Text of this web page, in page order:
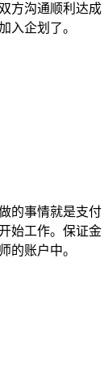
方沟通顺利达成
入企划了。
的事情就是支付
始工作。保证金
的账户中。